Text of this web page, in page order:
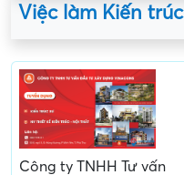
Việc làm Kiến
Công ty TNHH Tư vấn